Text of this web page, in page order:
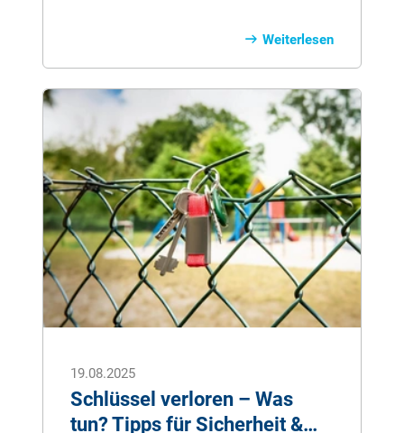
kaum eine andere Aktivität. Ob
Schwimmen, SUP oder Tauchen – die
Sportarten im und auf dem Wasser
stärken Herz, Muskeln und Gelenke,
während Stress einfach am Ufer bleibt.
Entdecken Sie, wie vielseitig Wassersport
ist und warum er Körper und Seele guttut.
Ideal für alle, die fit bleiben und zugleich
innere Balance finden möchten.
Weiterlesen
19.08.2025
Schlüssel verloren – Was
tun? Tipps für Sicherheit &